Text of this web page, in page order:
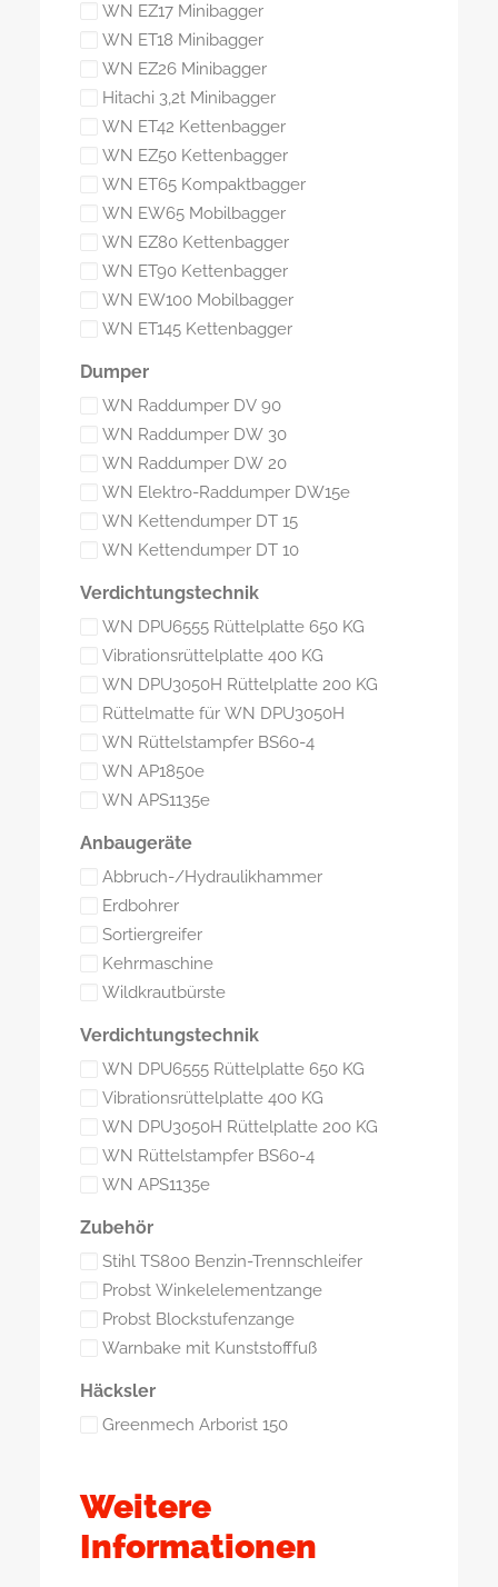
WN EZ17 Minibagger
WN ET18 Minibagger
WN EZ26 Minibagger
Hitachi 3,2t Minibagger
WN ET42 Kettenbagger
WN EZ50 Kettenbagger
WN ET65 Kompaktbagger
WN EW65 Mobilbagger
WN EZ80 Kettenbagger
WN ET90 Kettenbagger
WN EW100 Mobilbagger
WN ET145 Kettenbagger
Dumper
WN Raddumper DV 90
WN Raddumper DW 30
WN Raddumper DW 20
WN Elektro-Raddumper DW15e
WN Kettendumper DT 15
WN Kettendumper DT 10
Verdichtungstechnik
WN DPU6555 Rüttelplatte 650 KG
Vibrationsrüttelplatte 400 KG
WN DPU3050H Rüttelplatte 200 KG
Rüttelmatte für WN DPU3050H
WN Rüttelstampfer BS60-4
WN AP1850e
WN APS1135e
Anbaugeräte
Abbruch-/Hydraulikhammer
Erdbohrer
Sortiergreifer
Kehrmaschine
Wildkrautbürste
Verdichtungstechnik
WN DPU6555 Rüttelplatte 650 KG
Vibrationsrüttelplatte 400 KG
WN DPU3050H Rüttelplatte 200 KG
WN Rüttelstampfer BS60-4
WN APS1135e
Zubehör
Stihl TS800 Benzin-Trennschleifer
Probst Winkelelementzange
Probst Blockstufenzange
Warnbake mit Kunststofffuß
Häcksler
Greenmech Arborist 150
Weitere
Informationen